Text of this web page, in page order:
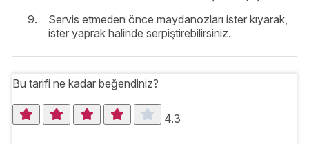
Servis etmeden önce maydanozları ister kıyarak,
ister yaprak halinde serpiştirebilirsiniz.
Bu tarifi ne kadar beğendiniz?
4.3